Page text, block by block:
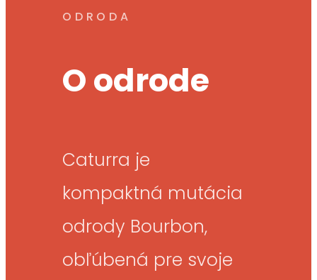
ODRODA
O odrode
Caturra je
kompaktná mutácia
odrody Bourbon,
obľúbená pre svoje